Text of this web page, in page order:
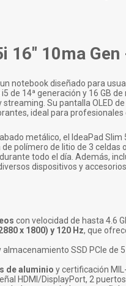
16" 10ma Gen
notebook diseñado para
de 14ª generación y 16 GB
Su pantalla OLED
ideal para
metálico, el IdeaPad
polímero de litio de 3
todo el día. Además,
dispositivos y accesorios.
con velocidad de hasta 4.6
x 1800) y 120 Hz, que
almacenamiento SSD PCIe de
de aluminio y certificación
HDMI/DisplayPort, 2